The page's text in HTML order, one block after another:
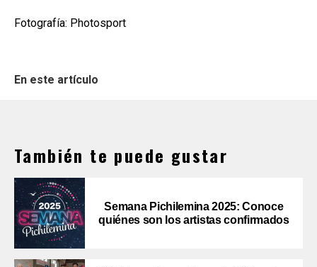
Fotografía: Photosport
En este artículo
También te puede gustar
Semana Pichilemina 2025: Conoce
quiénes son los artistas confirmados